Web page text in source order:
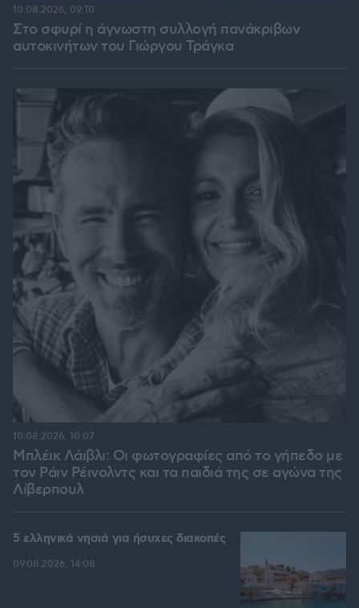
Στο σφυρί η άγνωστη συλλογή πανάκριβων
αυτοκινήτων του Γιώργου Τράγκα
10.08.2026, 09:10
Μπλέικ Λάιβλι: Οι φωτογραφίες από το γήπεδο με
τον Ράιν Ρέινολντς και τα παιδιά της σε αγώνα της
Λίβερπουλ
10.08.2026, 10:07
5 ελληνικά νησιά για ήσυχες διακοπές
09.08.2026, 14:08